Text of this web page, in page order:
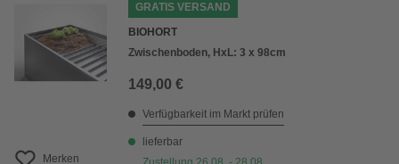
Merken
GRATIS VERSAND
BIOHORT
Zwischenboden, HxL: 3 x 98cm
149,00 €
Verfügbarkeit im Markt prüfen
lieferbar